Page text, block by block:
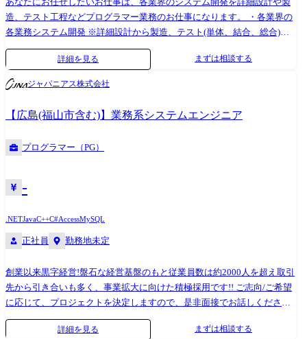
造、テスト工程などプログラマー業務のお仕事になります。 ・各業界の
各業務システム開発 ※詳細設計から製造、テスト(単体、結合、総合)ま
で想定 ・パッケージ開発 ・運用保守業務 IT系だとCTCやSCSK、Skyや
帝人など、WEB系だとアクセンチュアやシャノンなど業界を牽引するト
ップ企業含め様々な企業と安定的な取引を行っております。 当社社員
は、プロダクションカンパニーの一員として各社クライアントのプロジ
ェクトに参画し、1つの会社に長年いては実現できない多彩なスキルやノ
ウハウを身に付けることができます!
詳細を見る まずは相談する
ジャパニアス株式会社
【広島(福山市含む)】業務系システムエンジニア
プログラマー（PG）
-
.NETJavaC++C#AccessMySQL
正社員 勤務地未定
創業以来黒字経営!盤石な経営基盤のもと従業員数は約2000人を超え取引
先から引き合いも多く、事業拡大に向けた積極採用です!! ご志向/ご希望
に応じて、プロジェクトを決定しますので、是非面接でお話しください!
●取引業界 ・製造メーカー、通信キャリア、金融、流通、官公庁 等 ●
開発環境 ・使用OS: Windows、Linux、Unix 等 ・使用言語: C++、
詳細を見る まずは相談する